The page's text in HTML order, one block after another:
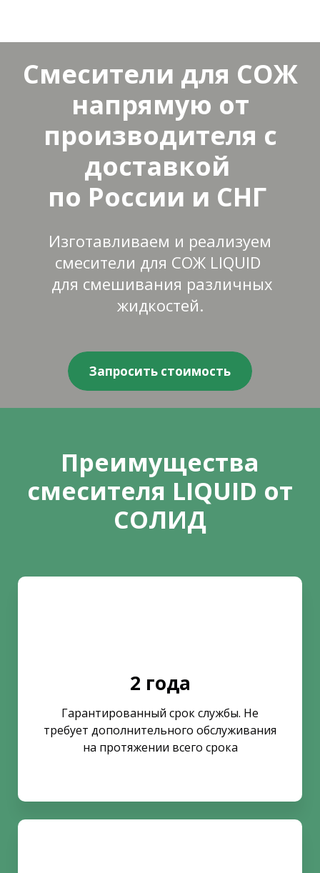
Смесители для СОЖ
напрямую от
производителя с
доставкой
по России и СНГ
Изготавливаем и реализуем
смесители для СОЖ LIQUID
для смешивания различных
жидкостей.
Запросить стоимость
Преимущества
смесителя LIQUID от
СОЛИД
2 года
Гарантированный срок службы. Не
требует дополнительного обслуживания
на протяжении всего срока